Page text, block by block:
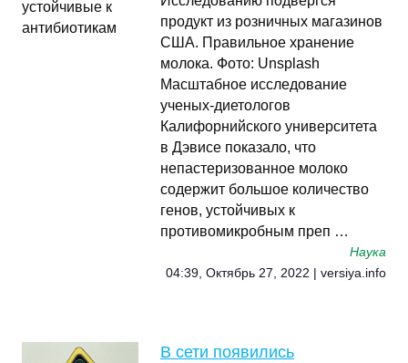
продукт из розничных магазинов
США. Правильное хранение
молока. Фото: Unsplash
Масштабное исследование
ученых-диетологов
Калифорнийского университета
в Дэвисе показало, что
непастеризованное молоко
содержит большое количество
генов, устойчивых к
противомикробным преп …
Наука
04:39, Октябрь 27, 2022 | versiya.info
В сети появились